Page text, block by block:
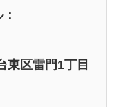
東区雷門1丁目